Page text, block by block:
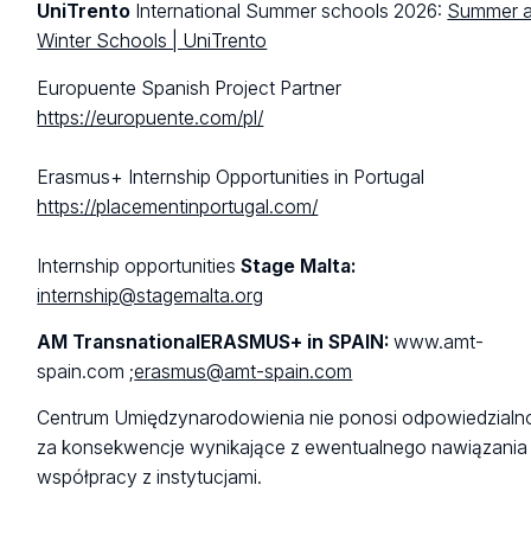
UniTrento International Summer schools 2026: Summer
Winter Schools | UniTrento
Europuente Spanish Project Partner
https://europuente.com/pl/
Erasmus+ Internship Opportunities in Portugal
https://placementinportugal.com/
Internship opportunitiesStage Malta:
internship@stagemalta.org
AM TransnationalERASMUS+ in SPAIN:www.amt-
spain.com ;erasmus@amt-spain.com
Centrum Umiędzynarodowienia nie ponosi
za konsekwencje wynikające z ewentualnego nawiązania
współpracy z instytucjami.